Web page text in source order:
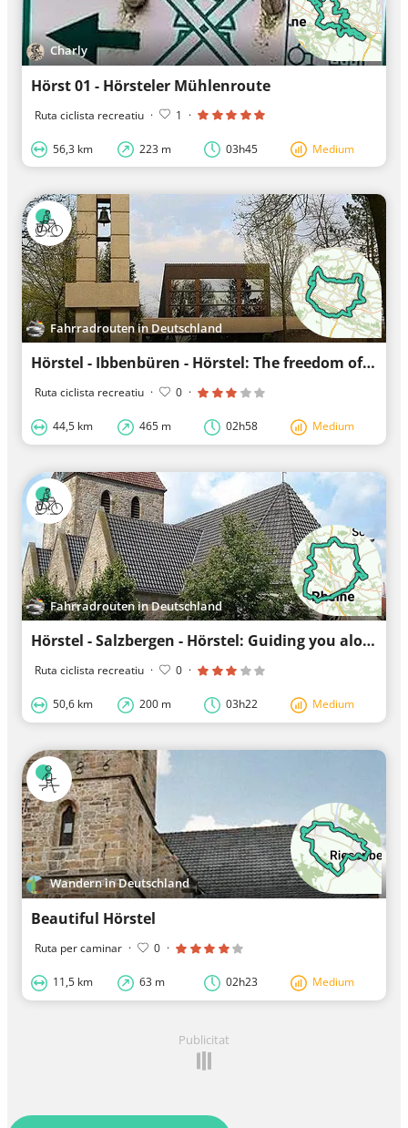
Charly
Hörst 01 - Hörsteler Mühlenroute
Ruta ciclista recreatiu · 1 ·
56,3 km 223 m 03h45 Medium
Fahrradrouten in Deutschland
Hörstel - Ibbenbüren - Hörstel: The freedom of cycling
Ruta ciclista recreatiu · 0 ·
44,5 km 465 m 02h58 Medium
Fahrradrouten in Deutschland
Hörstel - Salzbergen - Hörstel: Guiding you along unknown trails
Ruta ciclista recreatiu · 0 ·
50,6 km 200 m 03h22 Medium
Wandern in Deutschland
Beautiful Hörstel
Ruta per caminar · 0 ·
11,5 km 63 m 02h23 Medium
Publicitat